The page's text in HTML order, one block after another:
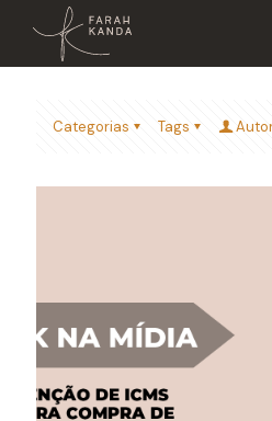
Categorias Tags